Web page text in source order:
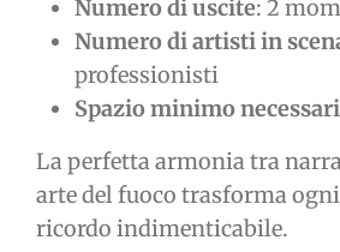
Numero di uscite: 2
Numero di artisti in
professionisti
Spazio minimo
La perfetta armonia tra
arte del fuoco trasforma
ricordo indimenticabile.